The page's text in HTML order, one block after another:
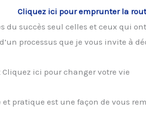
Cliquez ici pour emprunter la
du succès seul celles et ceux qui
processus que je vous invite à
Cliquez ici pour changer votre vie
pratique est une façon de vous